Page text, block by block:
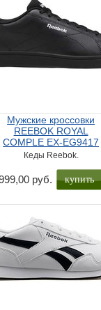
Мужские кроссовки
REEBOK ROYAL
COMPLE EX-EG9417
Кеды Reebok.
руб. купить